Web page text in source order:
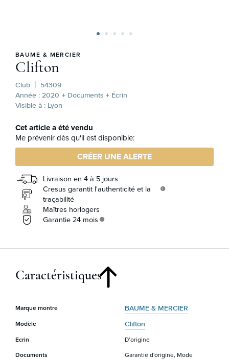
BAUME & MERCIER
Clifton
Club
54309
Année : 2020 + Documents + Écrin
Visible à : Lyon
Cet article a été vendu
Me prévenir dès qu'il est disponible:
CRÉER UNE ALERTE
Livraison en 4 à 5 jours
Cresus garantit l'authenticité et la
traçabilité
info
Maîtres horlogers
Garantie 24 mois info
Caractéristiques
Marque montre BAUME & MERCIER
Modèle Clifton
Ecrin D’origine
Documents
Garantie d'origine, Mode